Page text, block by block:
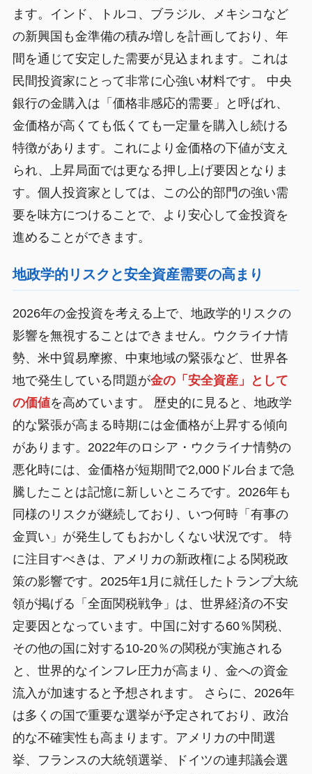
ます。インド、トルコ、ブラジル、メキシコなど
の新興国も金準備の積み増しを計画しており、年
間を通じて安定した需要が見込まれます。これは
民間投資家にとって非常に心強い材料です。 中央
銀行の金購入は「価格非感応的需要」と呼ばれ、
金価格が高くても低くても一定量を購入し続ける
特徴があります。これにより金価格の下値が支え
られ、上昇局面では更なる押し上げ要因となりま
す。個人投資家としては、この公的部門の強い需
要を味方につけることで、より安心して金投資を
進めることができます。
地政学的リスクと安全資産需要の高まり
2026年の金投資を考える上で、地政学的リスクの
影響を無視することはできません。ウクライナ情
勢、米中貿易摩擦、中東地域の緊張など、世界各
地で発生している問題が金の「安全資産」として
の価値を高めています。 歴史的に見ると、地政学
的な緊張が高まる時期には金価格が上昇する傾向
があります。2022年のロシア・ウクライナ情勢の
悪化時には、金価格が短期間で2,000ドル台まで急
騰したことは記憶に新しいところです。2026年も
同様のリスクが継続しており、いつ何時「有事の
金買い」が発生してもおかしくない状況です。 特
に注目すべきは、アメリカの新政権による関税政
策の影響です。2025年1月に就任したトランプ大統
領が掲げる「全面関税戦争」は、世界経済の不安
定要因となっています。中国に対する60％関税、
その他の国に対する10-20％の関税が実施される
と、世界的なインフレ圧力が高まり、金への資金
流入が加速すると予想されます。 さらに、2026年
は多くの国で重要な選挙が予定されており、政治
的な不確実性も高まります。アメリカの中間選
挙、フランスの大統領選挙、ドイツの連邦議会選